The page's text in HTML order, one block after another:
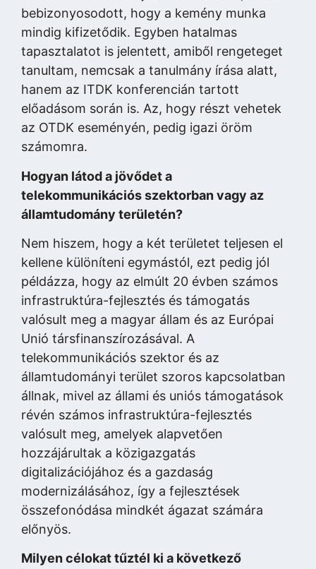
bebizonyosodott, hogy a kemény munka
mindig kifizetődik. Egyben hatalmas
tapasztalatot is jelentett, amiből rengeteget
tanultam, nemcsak a tanulmány írása alatt,
hanem az ITDK konferencián tartott
előadásom során is. Az, hogy részt vehetek
az OTDK eseményén, pedig igazi öröm
számomra.
Hogyan látod a jövődet a
telekommunikációs szektorban vagy az
államtudomány területén?
Nem hiszem, hogy a két területet teljesen el
kellene különíteni egymástól, ezt pedig jól
példázza, hogy az elmúlt 20 évben számos
infrastruktúra-fejlesztés és támogatás
valósult meg a magyar állam és az Európai
Unió társfinanszírozásával. A
telekommunikációs szektor és az
államtudományi terület szoros kapcsolatban
állnak, mivel az állami és uniós támogatások
révén számos infrastruktúra-fejlesztés
valósult meg, amelyek alapvetően
hozzájárultak a közigazgatás
digitalizációjához és a gazdaság
modernizálásához, így a fejlesztések
összefonódása mindkét ágazat számára
előnyös.
Milyen célokat tűztél ki a következő